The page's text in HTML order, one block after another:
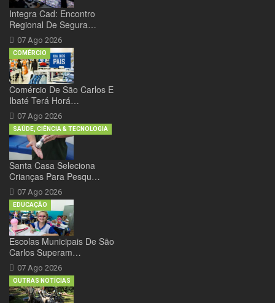
Integra Cad: Encontro
Regional De Segura…
07 Ago 2026
Comércio De São Carlos E
Ibaté Terá Horá…
07 Ago 2026
COMÉRCIO
Santa Casa Seleciona
Crianças Para Pesqu…
07 Ago 2026
SAÚDE, CIÊNCIA & TECNOLOGIA
Escolas Municipais De São
Carlos Superam…
07 Ago 2026
EDUCAÇÃO
OUTRAS NOTÍCIAS